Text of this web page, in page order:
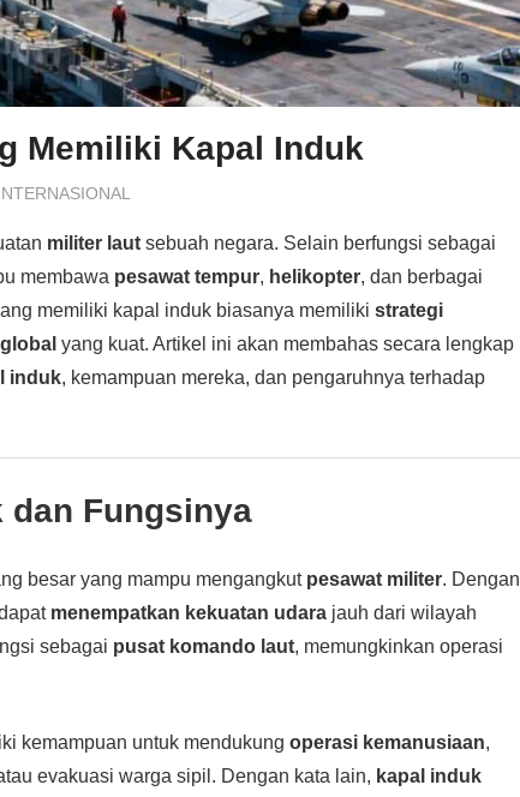
Memiliki Kapal Induk
militer laut sebuah negara. Selain berfungsi sebagai
membawa pesawat tempur, helikopter, dan berbagai
memiliki kapal induk biasanya memilikistrategi
yang kuat. Artikel ini akan membahas secara lengkap
induk, kemampuan mereka, dan pengaruhnya terhadap
dan Fungsinya
besar yang mampu mengangkut pesawat militer. Dengan
menempatkan kekuatan udara jauh dari wilayah
sebagai pusat komando laut, memungkinkan operasi
kemampuan untuk mendukungoperasi kemanusiaan,
evakuasi warga sipil. Dengan kata lain, kapal induk